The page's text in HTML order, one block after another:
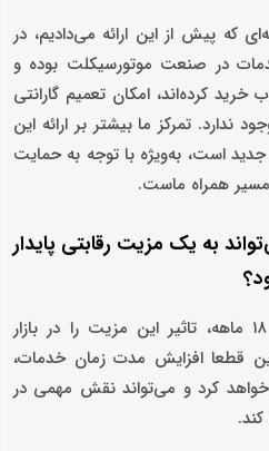
به اینکه گارانتی ۱۸ ماهه‌ای که پیش از این ارائه می‌دادیم، در
در صنعت موتورسیکلت بوده و
کرده‌اند، امکان تعمیم گارانتی
ندارد. تمرکز ما بیشتر بر ارائه این
است، به‌ویژه با توجه به حمایت
همراه ماست.
به یک مزیت رقابتی پایدار
ما پیش از این نیز با گارانتی ۱۸ ماهه، تاثیر این مزیت را در بازار
قطعا افزایش مدت زمان خدمات،
خواهد کرد و می‌تواند نقش مهمی در